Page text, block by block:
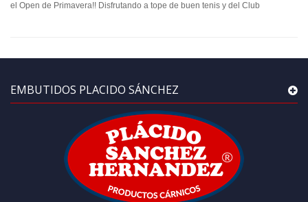
el Open de Primavera!! Disfrutando a tope de buen tenis y del Club
EMBUTIDOS PLACIDO SÁNCHEZ